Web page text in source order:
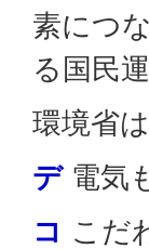
素につ
る国民
環境省
デ電気
コ こだ